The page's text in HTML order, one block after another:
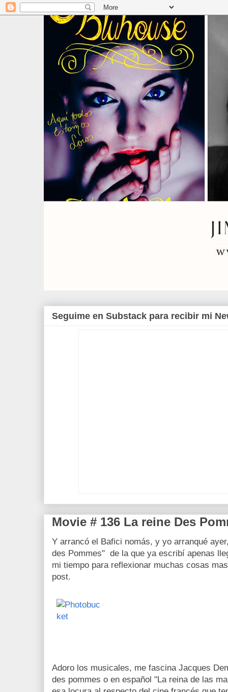
Seguime en Substack para recibir mi
Movie # 136 La reine Des
Y arrancó el Bafici nomás, y yo arranqué
des Pommes" de la que ya escribí apenas
mi tiempo para reflexionar muchas cosas
post.
Adoro los musicales, me fascina Jacques
des pommes o en español "La reina de las